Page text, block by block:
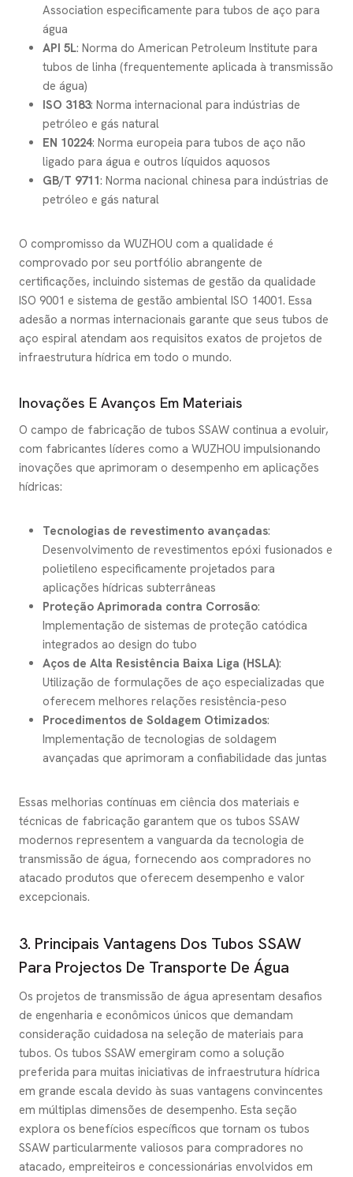
Association especificamente para tubos de aço para
água
API 5L: Norma do American Petroleum Institute para
tubos de linha (frequentemente aplicada à transmissão
de água)
ISO 3183: Norma internacional para indústrias de
petróleo e gás natural
EN 10224: Norma europeia para tubos de aço não
ligado para água e outros líquidos aquosos
GB/T 9711: Norma nacional chinesa para indústrias de
petróleo e gás natural
O compromisso da WUZHOU com a qualidade é
comprovado por seu portfólio abrangente de
certificações, incluindo sistemas de gestão da qualidade
ISO 9001 e sistema de gestão ambiental ISO 14001. Essa
adesão a normas internacionais garante que seus tubos de
aço espiral atendam aos requisitos exatos de projetos de
infraestrutura hídrica em todo o mundo.
Inovações E Avanços Em Materiais
O campo de fabricação de tubos SSAW continua a evoluir,
com fabricantes líderes como a WUZHOU impulsionando
inovações que aprimoram o desempenho em aplicações
hídricas:
Tecnologias de revestimento avançadas:
Desenvolvimento de revestimentos epóxi fusionados e
polietileno especificamente projetados para
aplicações hídricas subterrâneas
Proteção Aprimorada contra Corrosão:
Implementação de sistemas de proteção catódica
integrados ao design do tubo
Aços de Alta Resistência Baixa Liga (HSLA):
Utilização de formulações de aço especializadas que
oferecem melhores relações resistência-peso
Procedimentos de Soldagem Otimizados:
Implementação de tecnologias de soldagem
avançadas que aprimoram a confiabilidade das juntas
Essas melhorias contínuas em ciência dos materiais e
técnicas de fabricação garantem que os tubos SSAW
modernos representem a vanguarda da tecnologia de
transmissão de água, fornecendo aos compradores no
atacado produtos que oferecem desempenho e valor
excepcionais.
3. Principais Vantagens Dos Tubos SSAW
Para Projectos De Transporte De Água
Os projetos de transmissão de água apresentam desafios
de engenharia e econômicos únicos que demandam
consideração cuidadosa na seleção de materiais para
tubos. Os tubos SSAW emergiram como a solução
preferida para muitas iniciativas de infraestrutura hídrica
em grande escala devido às suas vantagens convincentes
em múltiplas dimensões de desempenho. Esta seção
explora os benefícios específicos que tornam os tubos
SSAW particularmente valiosos para compradores no
atacado, empreiteiros e concessionárias envolvidos em